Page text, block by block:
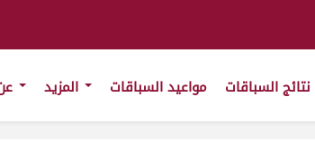
نتائج السباقات مواعيد السباقات